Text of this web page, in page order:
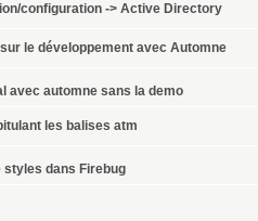
configuration -> Active Directory
le développement avec Automne
avec automne sans la demo
les balises atm
dans Firebug